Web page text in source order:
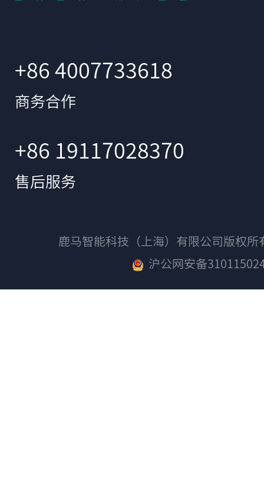
+86 4007733618
商务合作
+86 19117028370
售后服务
鹿马智能科技（上海）有限公司版权
沪公网安备